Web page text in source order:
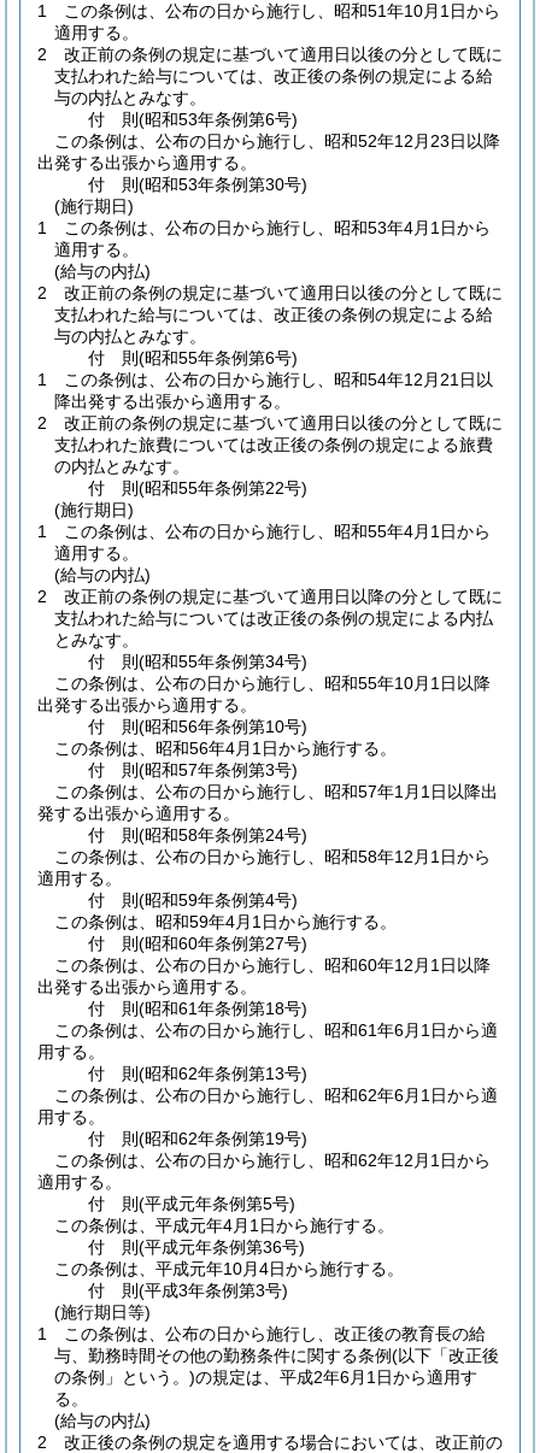
1
この条例は、公布の日から施行し、昭和51年10月1日から
適用する。
2
改正前の条例の規定に基づいて適用日以後の分として既に
支払われた給与については、改正後の条例の規定による給
与の内払とみなす。
付 則(昭和53年条例第6号)
この条例は、公布の日から施行し、昭和52年12月23日以降
出発する出張から適用する。
付 則(昭和53年条例第30号)
(施行期日)
1
この条例は、公布の日から施行し、昭和53年4月1日から
適用する。
(給与の内払)
2
改正前の条例の規定に基づいて適用日以後の分として既に
支払われた給与については、改正後の条例の規定による給
与の内払とみなす。
付 則(昭和55年条例第6号)
1
この条例は、公布の日から施行し、昭和54年12月21日以
降出発する出張から適用する。
2
改正前の条例の規定に基づいて適用日以後の分として既に
支払われた旅費については改正後の条例の規定による旅費
の内払とみなす。
付 則(昭和55年条例第22号)
(施行期日)
1
この条例は、公布の日から施行し、昭和55年4月1日から
適用する。
(給与の内払)
2
改正前の条例の規定に基づいて適用日以降の分として既に
支払われた給与については改正後の条例の規定による内払
とみなす。
付 則(昭和55年条例第34号)
この条例は、公布の日から施行し、昭和55年10月1日以降
出発する出張から適用する。
付 則(昭和56年条例第10号)
この条例は、昭和56年4月1日から施行する。
付 則(昭和57年条例第3号)
この条例は、公布の日から施行し、昭和57年1月1日以降出
発する出張から適用する。
付 則(昭和58年条例第24号)
この条例は、公布の日から施行し、昭和58年12月1日から
適用する。
付 則(昭和59年条例第4号)
この条例は、昭和59年4月1日から施行する。
付 則(昭和60年条例第27号)
この条例は、公布の日から施行し、昭和60年12月1日以降
出発する出張から適用する。
付 則(昭和61年条例第18号)
この条例は、公布の日から施行し、昭和61年6月1日から適
用する。
付 則(昭和62年条例第13号)
この条例は、公布の日から施行し、昭和62年6月1日から適
用する。
付 則(昭和62年条例第19号)
この条例は、公布の日から施行し、昭和62年12月1日から
適用する。
付 則(平成元年条例第5号)
この条例は、平成元年4月1日から施行する。
付 則(平成元年条例第36号)
この条例は、平成元年10月4日から施行する。
付 則(平成3年条例第3号)
(施行期日等)
1
この条例は、公布の日から施行し、改正後の教育長の給
与、勤務時間その他の勤務条件に関する条例(以下「改正後
の条例」という。)の規定は、平成2年6月1日から適用す
る。
(給与の内払)
2
改正後の条例の規定を適用する場合においては、改正前の